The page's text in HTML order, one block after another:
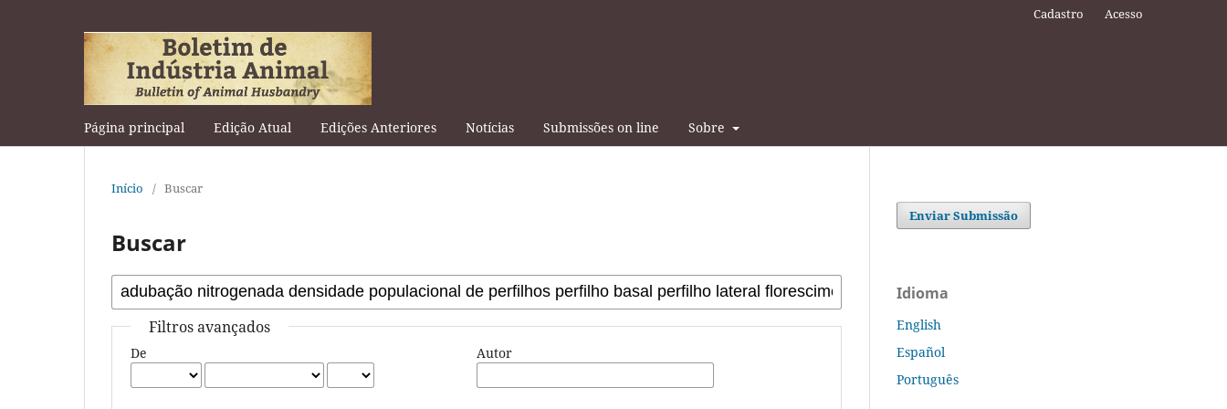
Página principal Edição Atual Edições Anteriores Notícias Submissões on line Sobre
Cadastro Acesso
Início / Buscar
Buscar
Filtros avançados
De Autor
Enviar Submissão
Idioma
English
Español
Português